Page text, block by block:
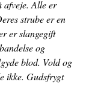
afveje. Alle er
strube er en
er slangegift
og
blod. Vold og
ikke. Gudsfrygt